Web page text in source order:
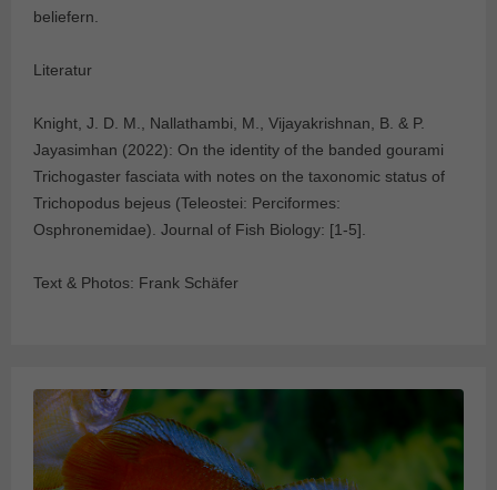
beliefern.
Literatur
Knight, J. D. M., Nallathambi, M., Vijayakrishnan, B. & P.
Jayasimhan (2022): On the identity of the banded gourami
Trichogaster fasciata with notes on the taxonomic status of
Trichopodus bejeus (Teleostei: Perciformes:
Osphronemidae). Journal of Fish Biology: [1-5].
Text & Photos: Frank Schäfer